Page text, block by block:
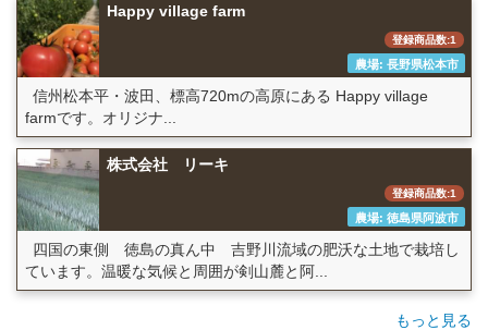
Happy village farm
登録商品数:1
農場: 長野県松本市
信州松本平・波田、標高720mの高原にある Happy village
farmです。オリジナ...
株式会社 リーキ
登録商品数:1
農場: 徳島県阿波市
四国の東側 徳島の真ん中 吉野川流域の肥沃な土地で栽培し
ています。温暖な気候と周囲が剣山麓と阿...
もっと見る